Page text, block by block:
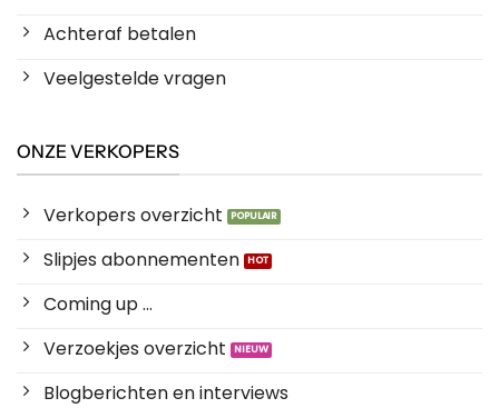
Achteraf betalen
Veelgestelde vragen
ONZE VERKOPERS
Verkopers overzicht
Slipjes abonnementen
Coming up ...
Verzoekjes overzicht
Blogberichten en interviews